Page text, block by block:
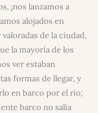
¡nos lanzamos a
alojados en
de la ciudad,
la mayoría de los
ver estaban
formas de llegar, y
en barco por el río;
barco no salía